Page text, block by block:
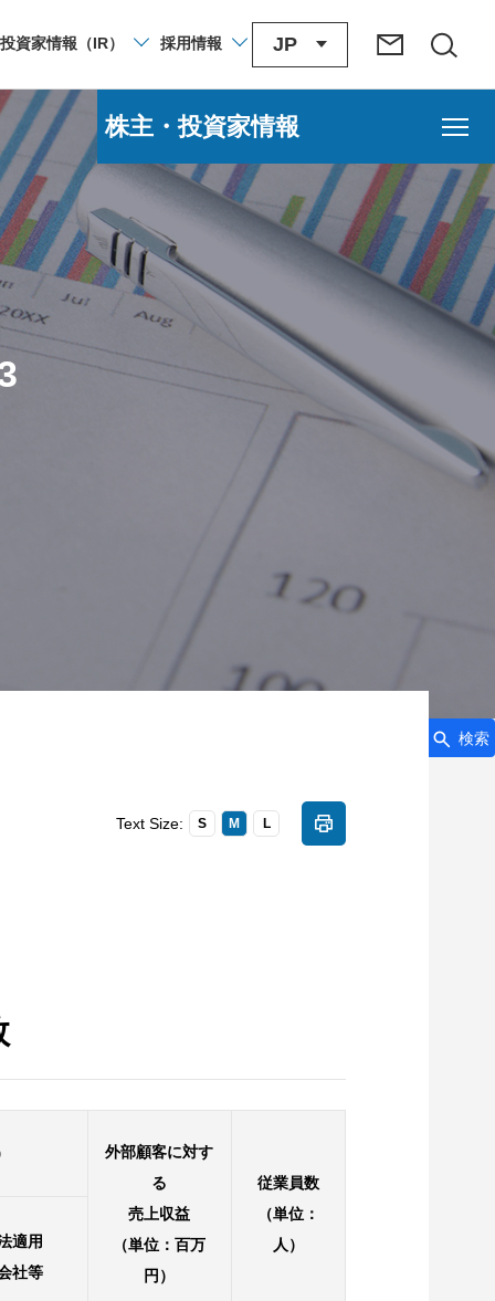
資家情報 （IR） 採用情報 JP
検索
Text Size: S M L
外部顧客に対す
る
売上収益
（単位：百万
円）
従業員数
（単位：
人）
適用
社等
株主・投資家情報